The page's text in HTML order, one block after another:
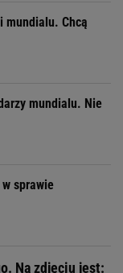
mundialu. Chcą
mundialu. Nie
sprawie
Na zdjęciu jest: